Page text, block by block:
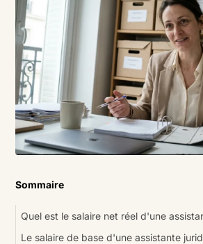
Sommaire
Quel est le salaire net réel d'une
Le salaire de base d'une assistante